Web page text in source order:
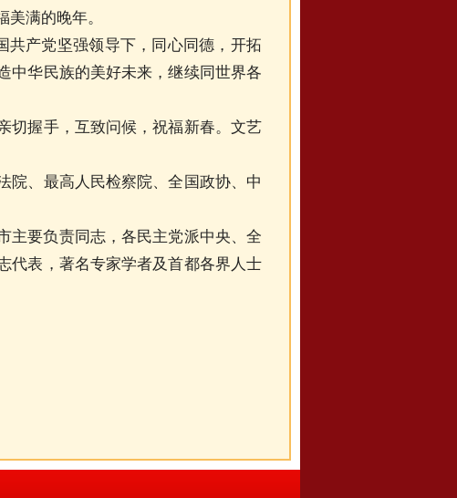
满的晚年。
共产党坚强领导下，同心同德，开拓
中华民族的美好未来，继续同世界各
握手，互致问候，祝福新春。文艺
院、最高人民检察院、全国政协、中
要负责同志，各民主党派中央、全
代表，著名专家学者及首都各界人士